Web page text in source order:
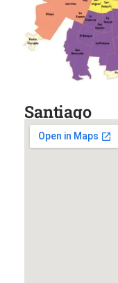
Santiago